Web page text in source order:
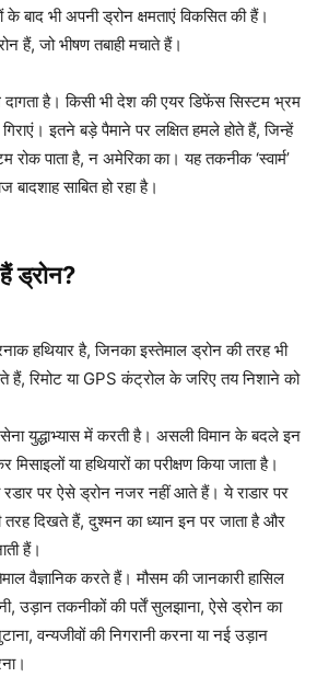
बाद भी अपनी ड्रोन क्षमताएं विकसित की हैं।
हैं, जो भीषण तबाही मचाते हैं।
है। किसी भी देश की एयर डिफेंस सिस्टम भ्रम
इतने बड़े पैमाने पर लक्षित हमले होते हैं, जिन्हें
पाता है, न अमेरिका का। यह तकनीक ‘स्वार्म’
बादशाह साबित हो रहा है।
ड्रोन?
हथियार है, जिनका इस्तेमाल ड्रोन की तरह भी
हैं, रिमोट या GPS कंट्रोल के जरिए तय निशाने को
युद्धाभ्यास में करती है। असली विमान के बदले इन
मिसाइलों या हथियारों का परीक्षण किया जाता है।
पर ऐसे ड्रोन नजर नहीं आते हैं। ये राडार पर
दिखते हैं, दुश्मन का ध्यान इन पर जाता है और
हैं।
वैज्ञानिक करते हैं। मौसम की जानकारी हासिल
उड़ान तकनीकों की पर्तें सुलझाना, ऐसे ड्रोन का
वन्यजीवों की निगरानी करना या नई उड़ान